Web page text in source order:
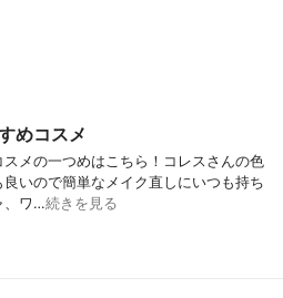
めコスメ
メの一つめはこちら！コレスさんの色
いので簡単なメイク直しにいつも持ち
、ワ…続きを見る